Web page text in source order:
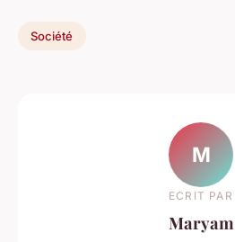
Société
M
ECRIT PAR
Maryam